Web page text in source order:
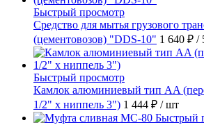
Быстрый просмотр
Средство для мытья грузового
(цементовозов) "DDS-10" 1 640 ₽ /
Быстрый просмотр
Камлок алюминиевый тип AA
1/2" х ниппель 3") 1 444 ₽ / шт
Быстрый